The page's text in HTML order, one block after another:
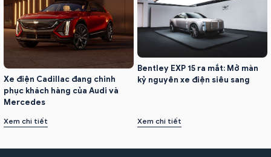
Xe điện Cadillac đang chinh
phục khách hàng của Audi và
Mercedes
Xem chi tiết
Bentley EXP 15 ra mắt: Mở màn
kỷ nguyên xe điện siêu sang
Xem chi tiết